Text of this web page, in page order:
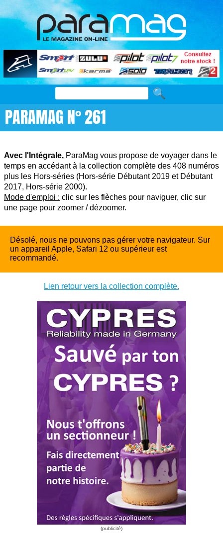
PARAMAG N° 261
Avec l'Intégrale, ParaMag vous propose de voyager dans le
temps en accédant à la collection complète des 408 numéros
plus les Hors-séries (Hors-série Débutant 2019 et Débutant
2017, Hors-série 2000).
Mode d'emploi : clic sur les flèches pour naviguer, clic sur
une page pour zoomer / dézoomer.
Désolé, nous ne pouvons pas gérer votre navigateur. Sur
un appareil Apple, Safari 12 ou supérieur est
recommandé.
Lien retour vers la collection complète.